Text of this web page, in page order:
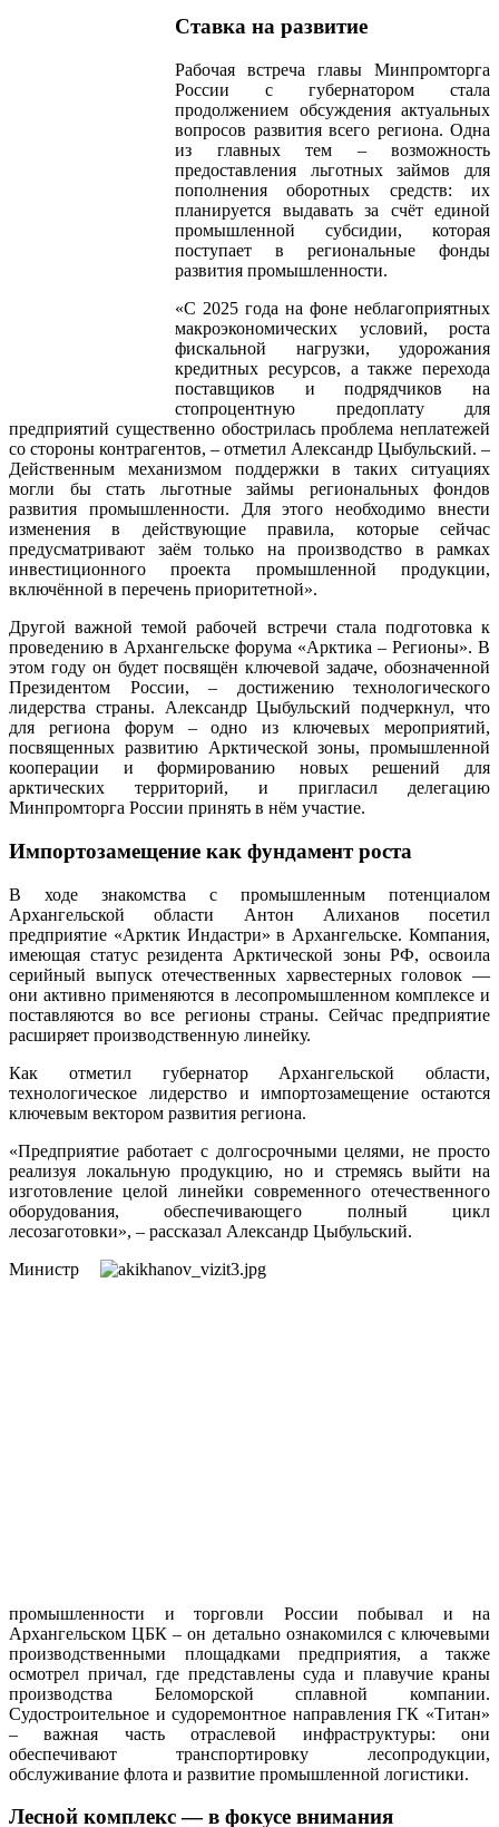
Ставка на развитие
Рабочая встреча главы Минпромторга
России с губернатором стала
продолжением обсуждения актуальных
вопросов развития всего региона. Одна
из главных тем – возможность
предоставления льготных займов для
пополнения оборотных средств: их
планируется выдавать за счёт единой
промышленной субсидии, которая
поступает в региональные фонды
развития промышленности.
«С 2025 года на фоне неблагоприятных
макроэкономических условий, роста
фискальной нагрузки, удорожания
кредитных ресурсов, а также перехода
поставщиков и подрядчиков на
стопроцентную предоплату для
предприятий существенно обострилась проблема неплатежей
со стороны контрагентов, – отметил Александр Цыбульский. –
Действенным механизмом поддержки в таких ситуациях
могли бы стать льготные займы региональных фондов
развития промышленности. Для этого необходимо внести
изменения в действующие правила, которые сейчас
предусматривают заём только на производство в рамках
инвестиционного проекта промышленной продукции,
включённой в перечень приоритетной».
Другой важной темой рабочей встречи стала подготовка к
проведению в Архангельске форума «Арктика – Регионы». В
этом году он будет посвящён ключевой задаче, обозначенной
Президентом России, – достижению технологического
лидерства страны. Александр Цыбульский подчеркнул, что
для региона форум – одно из ключевых мероприятий,
посвященных развитию Арктической зоны, промышленной
кооперации и формированию новых решений для
арктических территорий, и пригласил делегацию
Минпромторга России принять в нём участие.
Импортозамещение как фундамент роста
В ходе знакомства с промышленным потенциалом
Архангельской области Антон Алиханов посетил
предприятие «Арктик Индастри» в Архангельске. Компания,
имеющая статус резидента Арктической зоны РФ, освоила
серийный выпуск отечественных харвестерных головок —
они активно применяются в лесопромышленном комплексе и
поставляются во все регионы страны. Сейчас предприятие
расширяет производственную линейку.
Как отметил губернатор Архангельской области,
технологическое лидерство и импортозамещение остаются
ключевым вектором развития региона.
«Предприятие работает с долгосрочными целями, не просто
реализуя локальную продукцию, но и стремясь выйти на
изготовление целой линейки современного отечественного
оборудования, обеспечивающего полный цикл
лесозаготовки», – рассказал Александр Цыбульский.
Министр
промышленности и торговли России побывал и на
Архангельском ЦБК – он детально ознакомился с ключевыми
производственными площадками предприятия, а также
осмотрел причал, где представлены суда и плавучие краны
производства Беломорской сплавной компании.
Судостроительное и судоремонтное направления ГК «Титан»
– важная часть отраслевой инфраструктуры: они
обеспечивают транспортировку лесопродукции,
обслуживание флота и развитие промышленной логистики.
Лесной комплекс — в фокусе внимания